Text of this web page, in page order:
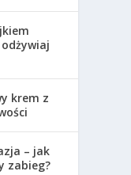
krem z
– jak
zabieg?